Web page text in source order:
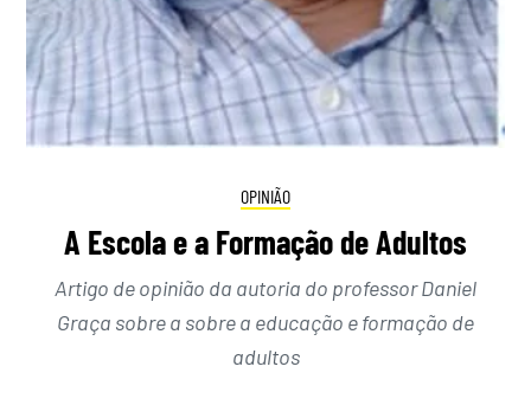
OPINIÃO
A Escola e a Formação de Adultos
Artigo de opinião da autoria do professor Daniel
Graça sobre a sobre a educação e formação de
adultos